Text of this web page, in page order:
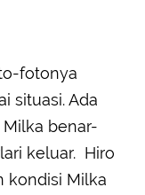
fotonya
situasi. Ada
benar-
keluar. Hiro
kondisi Milka